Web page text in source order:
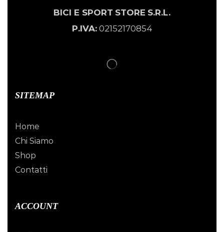
BICI E SPORT STORE S.R.L.
P.IVA:02152170854
SITEMAP
Home
Chi Siamo
Shop
Contatti
ACCOUNT